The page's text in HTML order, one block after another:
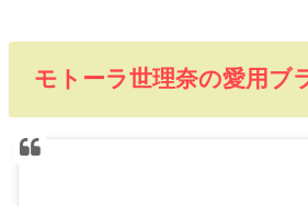
モトーラ世理奈の愛用ブ